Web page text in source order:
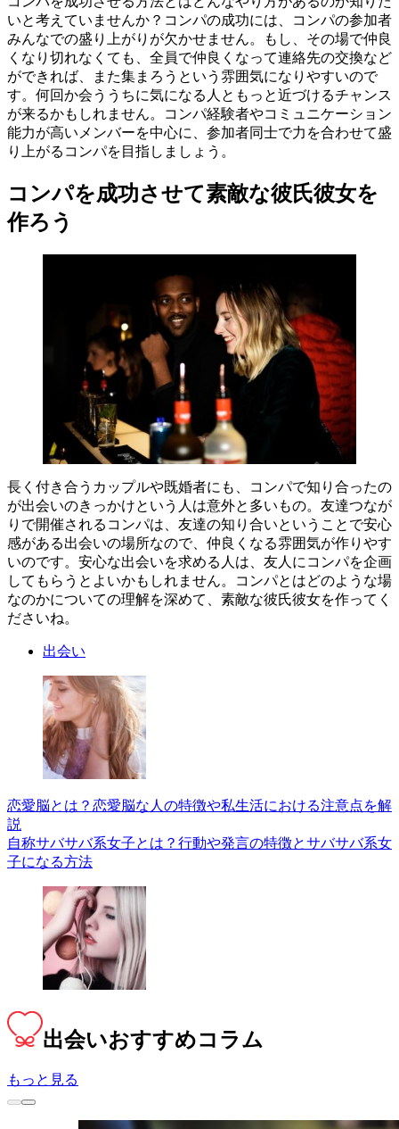
いと考えていませんか？コンパの成功には、コンパの参加者
みんなでの盛り上がりが欠かせません。もし、その場で仲良
くなり切れなくても、全員で仲良くなって連絡先の交換など
ができれば、また集まろうという雰囲気になりやすいので
す。何回か会ううちに気になる人ともっと近づけるチャンス
が来るかもしれません。コンパ経験者やコミュニケーション
能力が高いメンバーを中心に、参加者同士で力を合わせて盛
り上がるコンパを目指しましょう。
コンパを成功させて素敵な彼氏彼女を
作ろう
長く付き合うカップルや既婚者にも、コンパで知り合ったの
が出会いのきっかけという人は意外と多いもの。友達つなが
りで開催されるコンパは、友達の知り合いということで安心
感がある出会いの場所なので、仲良くなる雰囲気が作りやす
いのです。安心な出会いを求める人は、友人にコンパを企画
してもらうとよいかもしれません。コンパとはどのような場
なのかについての理解を深めて、素敵な彼氏彼女を作ってく
ださいね。
出会い
恋愛脳とは？恋愛脳な人の特徴や私生活における注意点を解
説
自称サバサバ系女子とは？行動や発言の特徴とサバサバ系女
子になる方法
出会いおすすめコラム
もっと見る